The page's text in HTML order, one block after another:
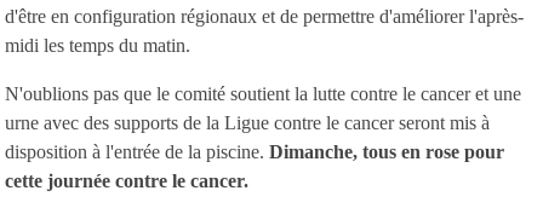
d'être en configuration régionaux et de permettre d'améliorer l'après-
midi les temps du matin.
N'oublions pas que le comité soutient la lutte contre le cancer et une
urne avec des supports de la Ligue contre le cancer seront mis à
disposition à l'entrée de la piscine. Dimanche, tous en rose pour
cette journée contre le cancer.